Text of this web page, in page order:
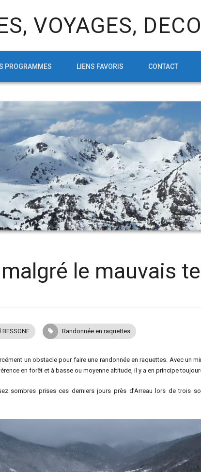
VOYAGES,
PROGRAMMES LIENS FAVORIS CONTACT
le mauvais
Randonnée en raquettes
un obstacle pour faire une randonnée en raquettes. Avec un
en forêt et à basse ou moyenne altitude, il y a en principe
sombres prises ces derniers jours près d’Arreau lors de trois